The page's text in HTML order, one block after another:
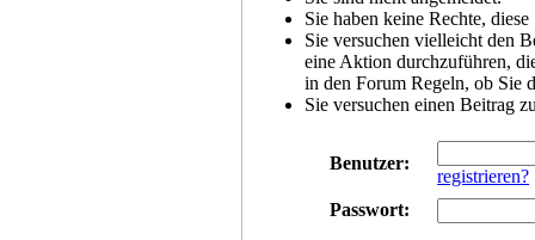
Sie haben keine Rechte,
Sie versuchen vielleicht den
eine Aktion durchzuführen,
in den Forum Regeln, ob Sie
Sie versuchen einen Beitrag
Benutzer:
registrieren?
Passwort: